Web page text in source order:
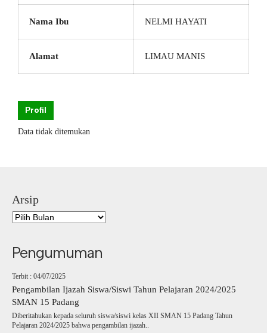
Nama Ibu NELMI HAYATI
Alamat LIMAU MANIS
Profil
Data tidak ditemukan
Arsip
Pengumuman
Terbit : 04/07/2025
Pengambilan Ijazah Siswa/Siswi Tahun Pelajaran 2024/2025
SMAN 15 Padang
Diberitahukan kepada seluruh siswa/siswi kelas XII SMAN 15 Padang Tahun
Pelajaran 2024/2025 bahwa pengambilan ijazah..